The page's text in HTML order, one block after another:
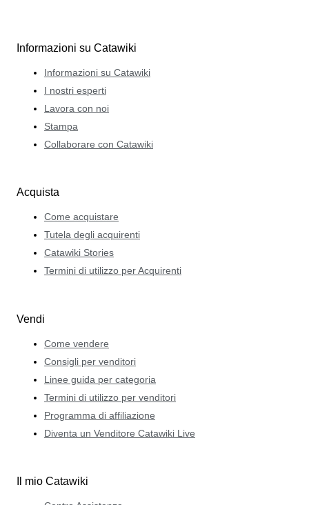
Informazioni su Catawiki
Informazioni su Catawiki
I nostri esperti
Lavora con noi
Stampa
Collaborare con Catawiki
Acquista
Come acquistare
Tutela degli acquirenti
Catawiki Stories
Termini di utilizzo per Acquirenti
Vendi
Come vendere
Consigli per venditori
Linee guida per categoria
Termini di utilizzo per venditori
Programma di affiliazione
Diventa un Venditore Catawiki Live
Il mio Catawiki